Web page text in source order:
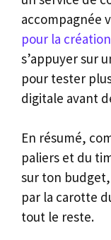
accompagnée
pour la création
s’appuyer sur
pour tester
digitale avant
En résumé,
paliers et du
sur ton
par la carotte
tout le reste.